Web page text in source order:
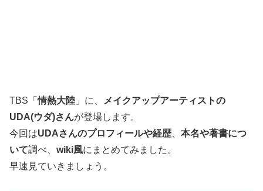
TBS「情熱大陸 」に、
メイクアップアーティストの
UDA(ウダ)さんが登場します。
今回はUDAさんのプロフィールや経歴
本名や著書につ
いて調べ、 wiki風にまとめてみました。
早速見ていきましょう。